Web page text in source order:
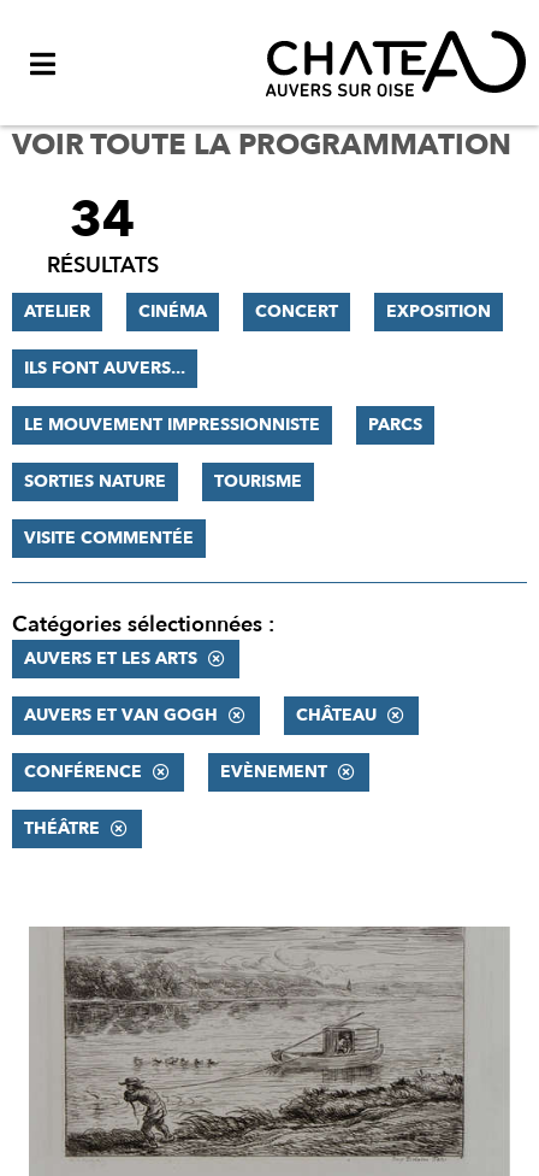
VOIR TOUTE LA PROGRAMMATION
FILTRER
RÉSULTATS
34
RÉSULTATS
ATELIER CINÉMA CONCERT EXPOSITION
ILS FONT AUVERS...
LE MOUVEMENT IMPRESSIONNISTE PARCS
SORTIES NATURE TOURISME
VISITE COMMENTÉE
Catégories sélectionnées :
AUVERS ET LES ARTS
AUVERS ET VAN GOGH CHÂTEAU
CONFÉRENCE EVÈNEMENT
THÉÂTRE
RÉSULTATS